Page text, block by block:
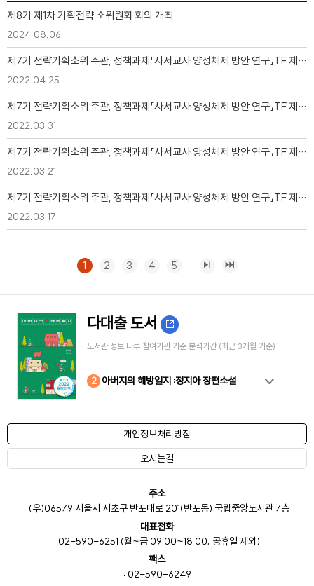
제8기 제1차 기획전략 소위원회 회의 개최
2024.08.06
제7기 전략기획소위 주관, 정책과제「사서교사 양성체제 방안 연구」TF 제5차 회의
2022.04.25
제7기 전략기획소위 주관, 정책과제「사서교사 양성체제 방안 연구」TF 제4차 회의
2022.03.31
제7기 전략기획소위 주관, 정책과제「사서교사 양성체제 방안 연구」TF 제3차 회의
2022.03.21
제7기 전략기획소위 주관, 정책과제「사서교사 양성체제 방안 연구」TF 제1차 회의
2022.03.17
1 2 3 4 5
다대출 도서
도서관 정보 나루 참여기관 기준 분석기간 (최근 3개월 기준)
1
2 아버지의 해방일지 :정지아 장편소설
3
4
5
6
7
8
9
10
개인정보처리방침
오시는길
주소
: (우)06579 서울시 서초구 반포대로 201(반포동) 국립중앙도서관 7층
대표전화
: 02-590-6251 (월~금 09:00~18:00, 공휴일 제외)
팩스
: 02-590-6249